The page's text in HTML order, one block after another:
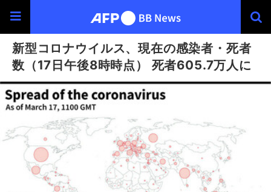
新型コロナウイルス、現在の感染者・死者
数（17日午後8時時点） 死者605.7万人に